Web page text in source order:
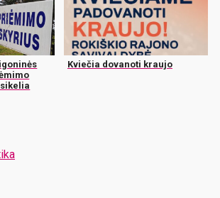
Kviečia dovanoti kraujo